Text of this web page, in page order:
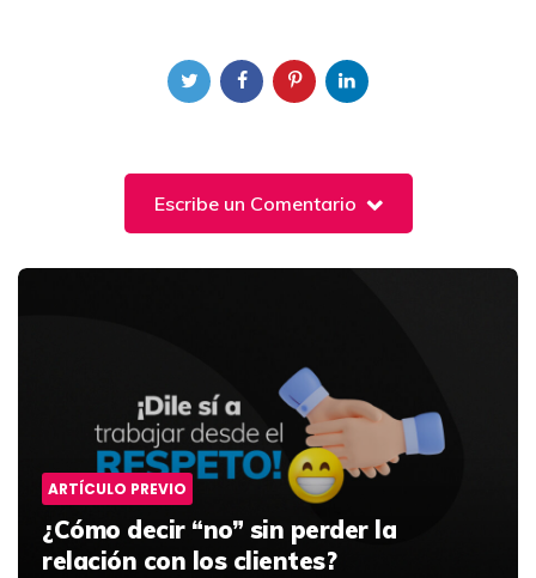
Escribe un Comentario
Post
ARTÍCULO PREVIO
¿Cómo decir “no” sin perder la
relación con los clientes?